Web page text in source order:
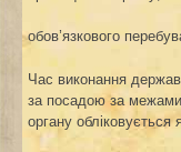
обов’язкового
Час виконання
за посадою за межами
органу обліковується